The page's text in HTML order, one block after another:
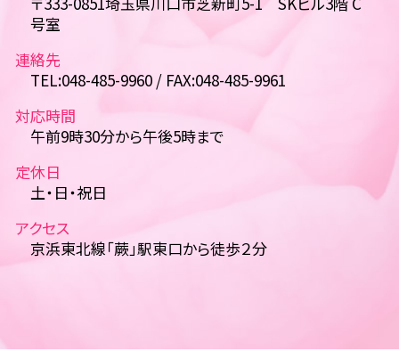
号室
連絡先
TEL:048-485-9960 / FAX:048-485-9961
対応時間
午前9時30分から午後5時まで
定休日
土・日・祝日
アクセス
京浜東北線「蕨」駅東口から徒歩２分